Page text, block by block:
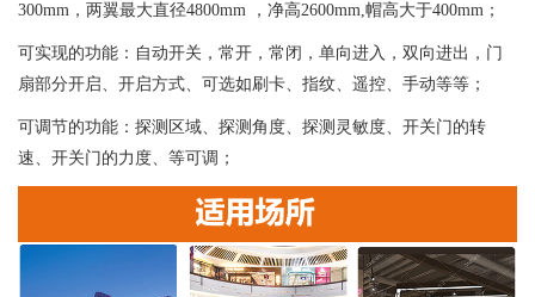
300mm，两翼最大直径4800mm ，净高2600mm,帽高大于400mm；
可实现的功能：自动开关，常开，常闭，单向进入，双向进出，门
扇部分开启、开启方式、可选如刷卡、指纹、遥控、手动等等；
可调节的功能：探测区域、探测角度、探测灵敏度、开关门的转
速、开关门的力度、等可调；